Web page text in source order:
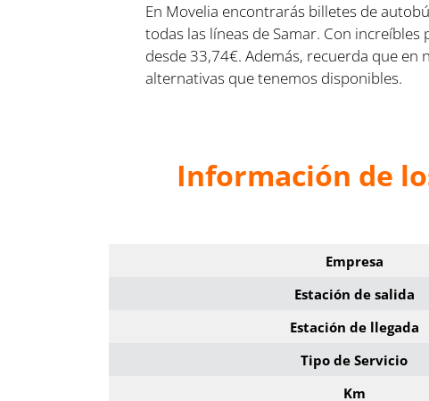
En Movelia encontrarás billetes de
todas las líneas de Samar. Con
desde 33,74€. Además, recuerda que
alternativas que tenemos disponibles.
Información de
Empresa
Estación de salida
Estación de llegada
Tipo de Servicio
Km